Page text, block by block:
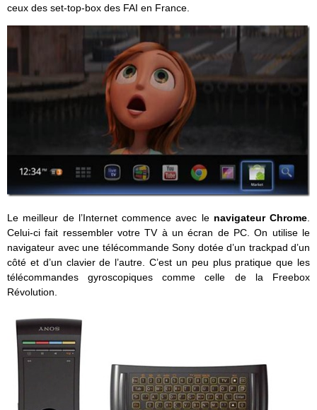
ceux des set-top-box des FAI en France.
Le meilleur de l’Internet commence avec le navigateur Chrome.
Celui-ci fait ressembler votre TV à un écran de PC. On utilise le
navigateur avec une télécommande Sony dotée d’un trackpad d’un
côté et d’un clavier de l’autre. C’est un peu plus pratique que les
télécommandes gyroscopiques comme celle de la Freebox
Révolution.